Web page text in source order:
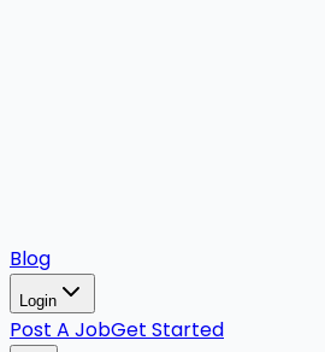
Blog
Login
Post A JobGet Started